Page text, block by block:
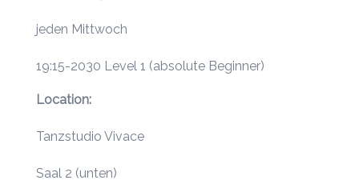
jeden Mittwoch
19:15-2030 Level 1 (absolute Beginner)
Location:
Tanzstudio Vivace
Saal 2 (unten)